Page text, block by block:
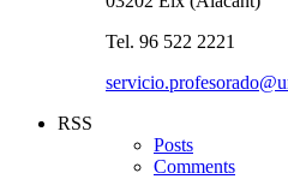
Tel. 96 522 2221
RSS
Posts
Comments